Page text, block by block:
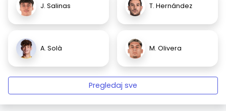
J. Salinas T. Hernández
A. Solà M. Olivera
Pregledaj sve